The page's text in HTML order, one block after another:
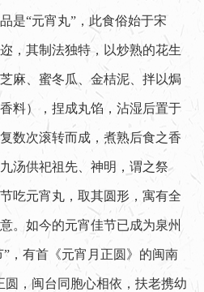
“元宵丸”，此食俗始于宋
，其制法独特，以炒熟的花生
麻、蜜冬瓜、金桔泥、拌以焗
料），捏成丸馅，沾湿后置于
数次滚转而成，煮熟后食之香
汤供祀祖先、神明，谓之祭
吃元宵丸，取其圆形，寓有全
。如今的元宵佳节已成为泉州
”，有首《元宵月正圆》的闽南
圆，闽台同胞心相依，扶老携幼